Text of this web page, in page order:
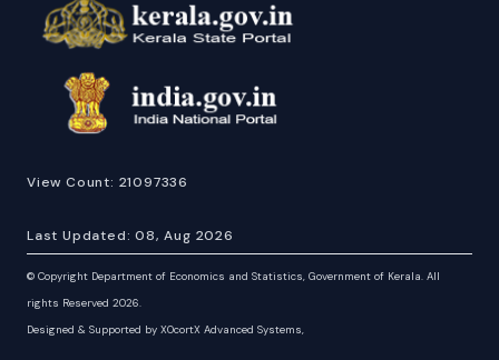
View Count: 21097336
Last Updated:08, Aug 2026
© Copyright Department of Economics and Statistics, Government of Kerala. All
rights Reserved 2026.
Designed & Supported by XOcortX Advanced Systems,